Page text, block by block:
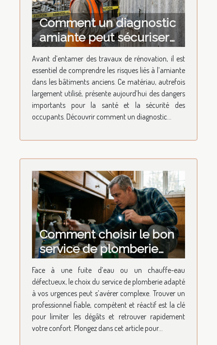
Comment un diagnostic
amiante peut sécuriser
votre projet de
rénovation ?
Avant d’entamer des travaux de rénovation, il est
essentiel de comprendre les risques liés à l’amiante
dans les bâtiments anciens. Ce matériau, autrefois
largement utilisé, présente aujourd’hui des dangers
importants pour la santé et la sécurité des
occupants. Découvrir comment un diagnostic...
Comment choisir le bon
service de plomberie
pour vos urgences
domestiques ?
Face à une fuite d’eau ou un chauffe-eau
défectueux, le choix du service de plomberie adapté
à vos urgences peut s’avérer complexe. Trouver un
professionnel fiable, compétent et réactif est la clé
pour limiter les dégâts et retrouver rapidement
votre confort. Plongez dans cet article pour...